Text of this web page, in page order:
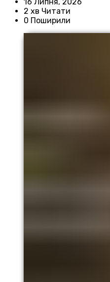
2 хв Читати
0 Поширили